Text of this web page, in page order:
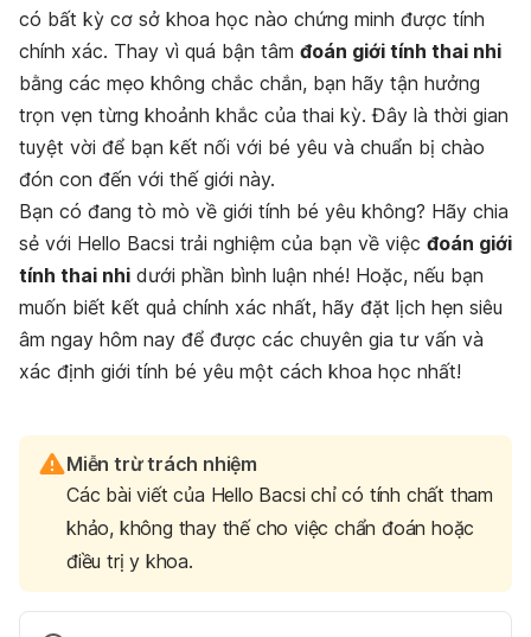
có bất kỳ cơ sở khoa học nào chứng minh được tính
chính xác. Thay vì quá bận tâm đoán giới tính thai nhi
bằng các mẹo không chắc chắn, bạn hãy tận hưởng
trọn vẹn từng khoảnh khắc của thai kỳ. Đây là thời gian
tuyệt vời để bạn kết nối với bé yêu và chuẩn bị chào
đón con đến với thế giới này.
Bạn có đang tò mò về giới tính bé yêu không? Hãy chia
sẻ với Hello Bacsi trải nghiệm của bạn về việc đoán giới
tính thai nhi dưới phần bình luận nhé! Hoặc, nếu bạn
muốn biết kết quả chính xác nhất, hãy đặt lịch hẹn siêu
âm ngay hôm nay để được các chuyên gia tư vấn và
xác định giới tính bé yêu một cách khoa học nhất!
Miễn trừ trách nhiệm
Các bài viết của Hello Bacsi chỉ có tính chất tham
khảo, không thay thế cho việc chẩn đoán hoặc
điều trị y khoa.